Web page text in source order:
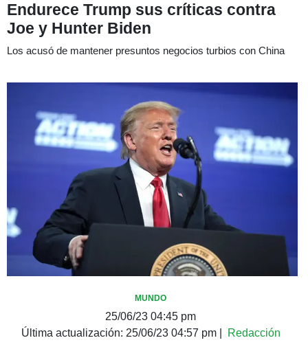
Endurece Trump sus críticas contra
Joe y Hunter Biden
Los acusó de mantener presuntos negocios turbios con China
MUNDO
25/06/23 04:45 pm
Última actualización: 25/06/23 04:57 pm| Redacción